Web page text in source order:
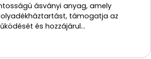
ásványi anyag, amely
támogatja az
és hozzájárul…